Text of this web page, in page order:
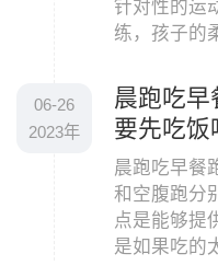
针对性的运
练，孩子的
升。而且，
06-26
2023年
晨跑吃早
要先吃饭
晨跑吃早餐
和空腹跑分
点是能够提
是如果吃的